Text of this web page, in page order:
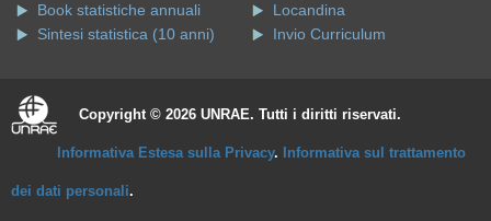
Book statistiche annuali
Sintesi statistica (10 anni)
Locandina
Invio Curriculum
Copyright © 2026 UNRAE. Tutti i diritti riservati.
Informativa Estesa sulla Privacy. Informativa sul trattamento
dei dati personali.